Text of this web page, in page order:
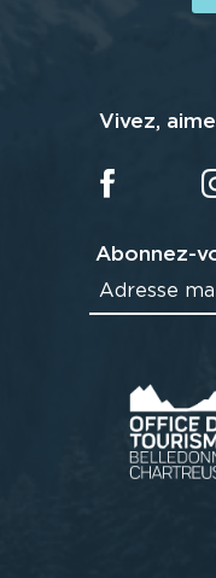
Vivez,
Abonnez-